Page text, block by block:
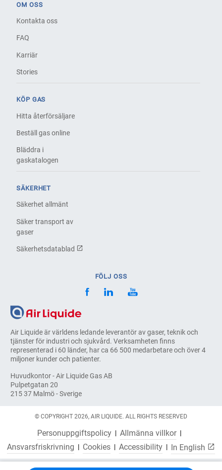
Air Liquide är världens ledande leverantör av gaser, teknik och
tjänster för industri och sjukvård. Verksamheten finns
representerad i 60 länder, har ca 66 500 medarbetare och över 4
miljoner kunder och patienter.
Huvudkontor - Air Liquide Gas AB
Pulpetgatan 20
215 37 Malmö - Sverige
OM OSS
Kontakta oss
FAQ
Karriär
Stories
KÖP GAS
Hitta återförsäljare
Beställ gas online
Bläddra i
gaskatalogen
SÄKERHET
Säkerhet allmänt
Säker transport av
gaser
Säkerhetsdatablad
FÖLJ OSS
© COPYRIGHT 2026, AIR LIQUIDE. ALL RIGHTS RESERVED
Personuppgiftspolicy
Allmänna villkor
Ansvarsfriskrivning
Cookies Accessibility In English